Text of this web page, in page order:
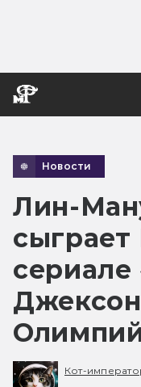
Новости
Лин-
сыграет
сериале
Кот-